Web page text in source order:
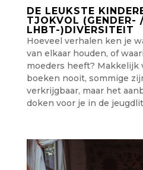
DE LEUKSTE
TJOKVOL (GENDER-
LHBT-)DIVERSITEIT
Hoeveel verhalen ken je
van elkaar houden, of
moeders heeft? Makkelijk
boeken nooit, sommige
verkrijgbaar, maar het
doken voor je in de